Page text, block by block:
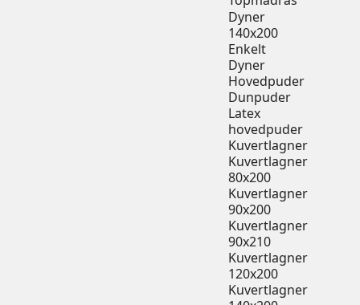
Dyner
140x200
Enkelt
Dyner
Hovedpuder
Dunpuder
Latex
hovedpuder
Kuvertlagner
Kuvertlagner
80x200
Kuvertlagner
90x200
Kuvertlagner
90x210
Kuvertlagner
120x200
Kuvertlagner